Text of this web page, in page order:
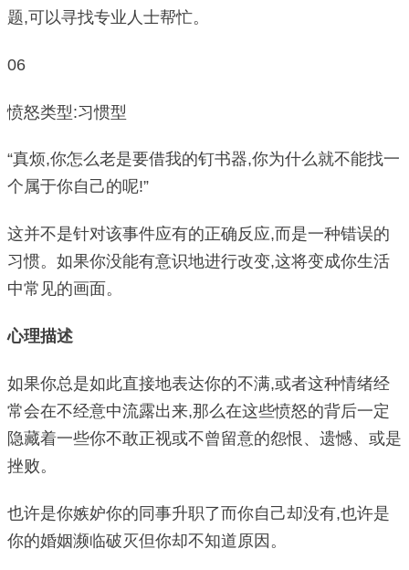
题,可以寻找专业人士帮忙。
06
愤怒类型:习惯型
“真烦,你怎么老是要借我的钉书器,你为什么就不能找一
个属于你自己的呢!”
这并不是针对该事件应有的正确反应,而是一种错误的
习惯。如果你没能有意识地进行改变,这将变成你生活
中常见的画面。
心理描述
如果你总是如此直接地表达你的不满,或者这种情绪经
常会在不经意中流露出来,那么在这些愤怒的背后一定
隐藏着一些你不敢正视或不曾留意的怨恨、遗憾、或是
挫败。
也许是你嫉妒你的同事升职了而你自己却没有,也许是
你的婚姻濒临破灭但你却不知道原因。